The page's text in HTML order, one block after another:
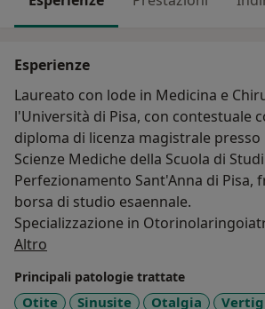
Esperienze
Laureato con lode in Medicina e
l'Università di Pisa, con contestuale
diploma di licenza magistrale presso
Scienze Mediche della Scuola di
Perfezionamento Sant'Anna di Pisa,
borsa di studio esaennale.
Specializzazione in
l'Università di Torino, frequentando
Numerose esperienze di studio,
Altro
Principali patologie trattate
Otite Sinusite Otalgia